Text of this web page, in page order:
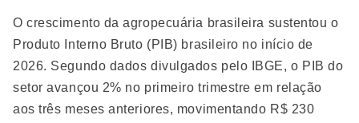
O crescimento da agropecuária brasileira sustentou o
Produto Interno Bruto (PIB) brasileiro no início de
2026. Segundo dados divulgados pelo IBGE, o PIB do
setor avançou 2% no primeiro trimestre em relação
aos três meses anteriores, movimentando R$ 230